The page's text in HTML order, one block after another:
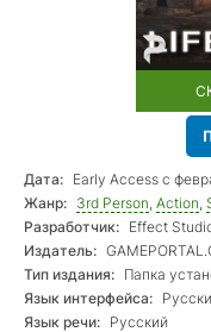
Дата: Early Access с
Жанр: 3rd Person, Action,
Разработчик: Effect
Издатель:
Тип издания: Папка
Язык интерфейса:
Язык речи: Русский